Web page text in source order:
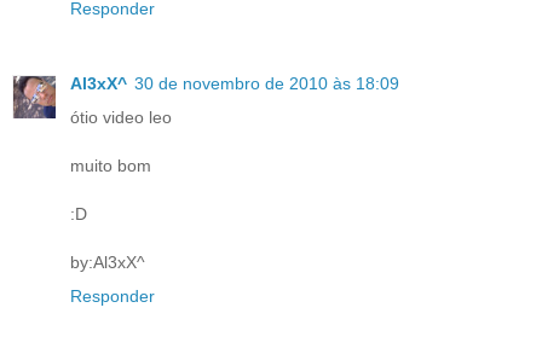
Responder
Al3xX^ 30 de novembro de 2010 às 18:09
ótio video leo
muito bom
:D
by:Al3xX^
Responder